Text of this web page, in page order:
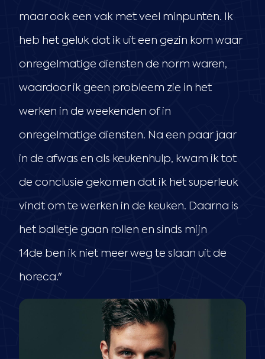
maar ook een vak met veel minpunten. Ik
heb het geluk dat ik uit een gezin kom waar
onregelmatige diensten de norm waren,
waardoor ik geen probleem zie in het
werken in de weekenden of in
onregelmatige diensten. Na een paar jaar
in de afwas en als keukenhulp, kwam ik tot
de conclusie gekomen dat ik het superleuk
vindt om te werken in de keuken. Daarna is
het balletje gaan rollen en sinds mijn
14de ben ik niet meer weg te slaan uit de
horeca."